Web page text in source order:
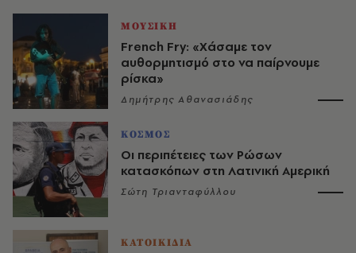
ΜΟΥΣΙΚΗ
French Fry: «Χάσαμε τον
αυθορμητισμό στο να παίρνουμε
ρίσκα»
Δημήτρης Αθανασιάδης
ΚΟΣΜΟΣ
Οι περιπέτειες των Ρώσων
κατασκόπων στη Λατινική Αμερική
Σώτη Τριανταφύλλου
ΚΑΤΟΙΚΙΔΙΑ